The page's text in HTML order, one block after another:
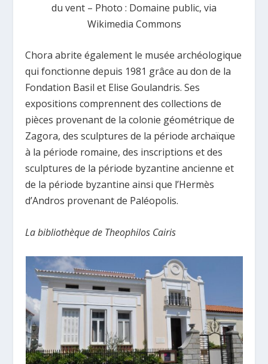
du vent – Photo : Domaine public, via
Wikimedia Commons
Chora abrite également le musée archéologique
qui fonctionne depuis 1981 grâce au don de la
Fondation Basil et Elise Goulandris. Ses
expositions comprennent des collections de
pièces provenant de la colonie géométrique de
Zagora, des sculptures de la période archaïque
à la période romaine, des inscriptions et des
sculptures de la période byzantine ancienne et
de la période byzantine ainsi que l’Hermès
d’Andros provenant de Paléopolis.
La bibliothèque de Theophilos Cairis